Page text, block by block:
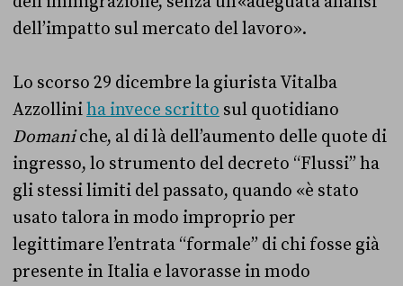
dell’impatto sul mercato del lavoro».
Lo scorso 29 dicembre la giurista Vitalba
Azzolliniha invece scritto sul quotidiano
Domaniche, al di là dell’aumento delle quote di
ingresso, lo strumento del decreto “Flussi” ha
gli stessi limiti del passato, quando «è stato
usato talora in modo improprio per
legittimare l’entrata “formale” di chi fosse già
presente in Italia e lavorasse in modo